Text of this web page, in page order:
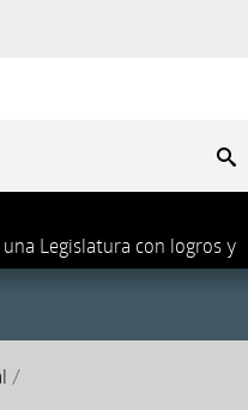
Legislatura con logros y
/